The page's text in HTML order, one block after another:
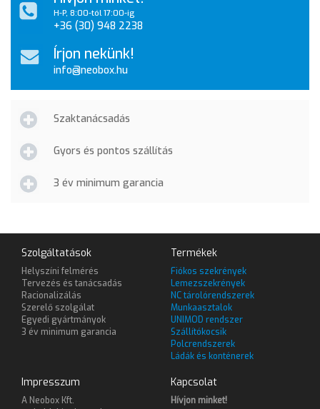
H-P, 8:00-tól 17:00-ig
+36 (30) 948 2238
Írjon nekünk!
info@neobox.hu
Szaktanácsadás
Gyors és pontos szállítás
3 év minimum garancia
Szolgáltatások
Helyszíni felmérés
Tervezés és tanácsadás
Racionalizálás
Szerelő szolgálat
Egyedi gyártmányok
3 év minimum garancia
Termékek
Fiókos szekrények
Lemezszekrények
NC tárolórendszerek
Munkaasztalok
UNIMOD rendszer
Szállítókocsik
Polcrendszerek
Ládák és konténerek
Impresszum
A Neobox Kft.
Kapcsolat
Hívjon minket!